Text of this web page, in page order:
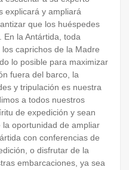
explicará y ampliará
que los huéspedes
En la Antártida, toda
caprichos de la Madre
lo posible para maximizar
fuera del barco, la
y tripulación es nuestra
a todos nuestros
de expedición y sean
oportunidad de ampliar
con conferencias de
o disfrutar de la
embarcaciones, ya sea